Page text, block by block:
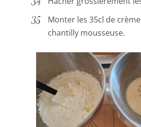
Monter les 35cl de
chantilly mousseuse.